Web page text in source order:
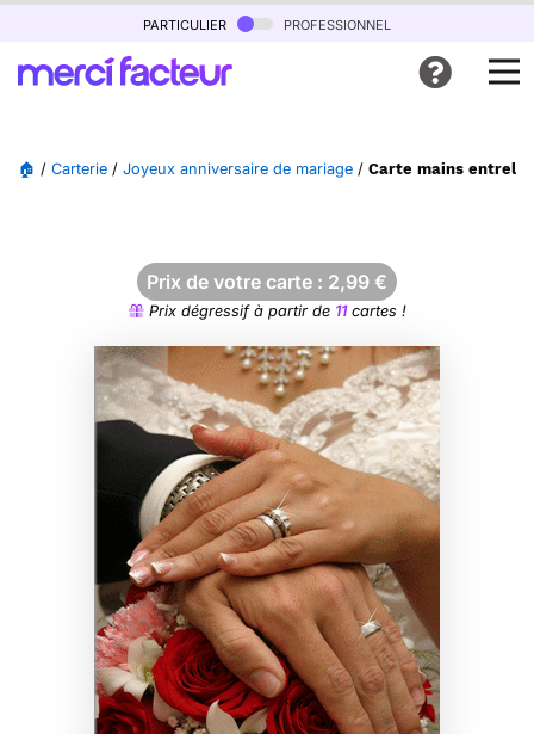
particulier professionnel
🏠 / Carterie / Joyeux anniversaire de mariage / Carte mains
Prix de votre carte : 2,99 €
Prix dégressif à partir de 11cartes !